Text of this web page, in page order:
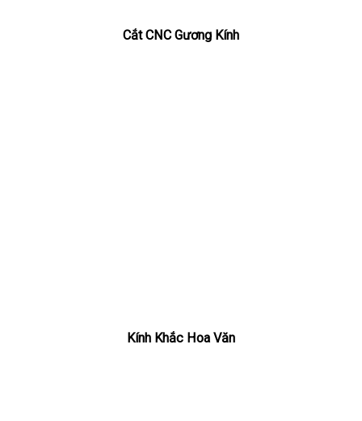
Cắt CNC Gương Kính
Kính Khắc Hoa Văn